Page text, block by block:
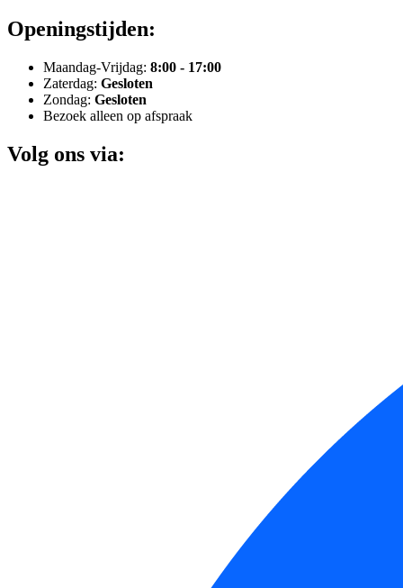
Openingstijden:
Maandag-Vrijdag: 8:00 - 17:00
Zaterdag: Gesloten
Zondag: Gesloten
Bezoek alleen op afspraak
Volg ons via: